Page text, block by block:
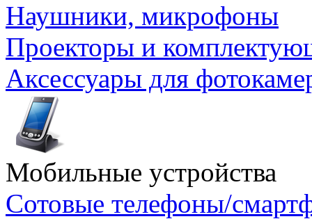
Наушники, микрофоны
Проекторы и
Аксессуары для
Мобильные устройства
Сотовые телефоны/